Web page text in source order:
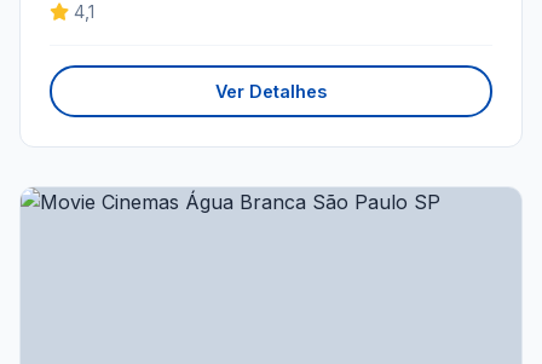
4,1
Ver Detalhes